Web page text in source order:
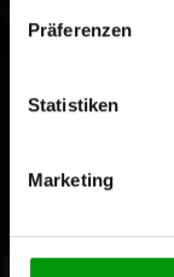
Präferenzen
Statistiken
Marketing